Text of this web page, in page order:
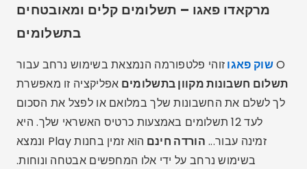
מרקאדו פאגו – תשלומים קלים ומאובטחים
בתשלומים
Oשוק פאגוזוהי פלטפורמה הנמצאת בשימוש נרחב עבור
תשלום חשבונות מקוון בתשלומים אפליקציה זו מאפשרת
לך לשלם את החשבונות שלך במלואם או לפצל את הסכום
לעד 12 תשלומים באמצעות כרטיס האשראי שלך. היא
זמינה עבור... הורדה חינם
הוא זמין בחנות Play ונמצא
בשימוש נרחב על ידי אלו המחפשים אבטחה ונוחות.